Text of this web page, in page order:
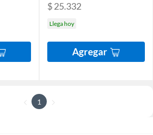
$ 25.332
Llega hoy
Agregar
1